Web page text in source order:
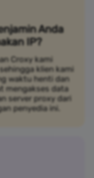
Anda
IP?
Croxy kami
klien kami
waktu henti dan
mengakses data
server proxy dari
penyedia ini.